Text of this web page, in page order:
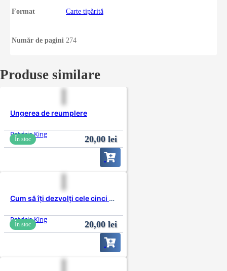
Format Carte tipărită
Număr de pagini 274
Produse similare
Ungerea de reumplere
Patricia King
În stoc 20,00 lei
Cum să îți dezvolți cele cinci simțuri spirituale
Patricia King
În stoc 20,00 lei